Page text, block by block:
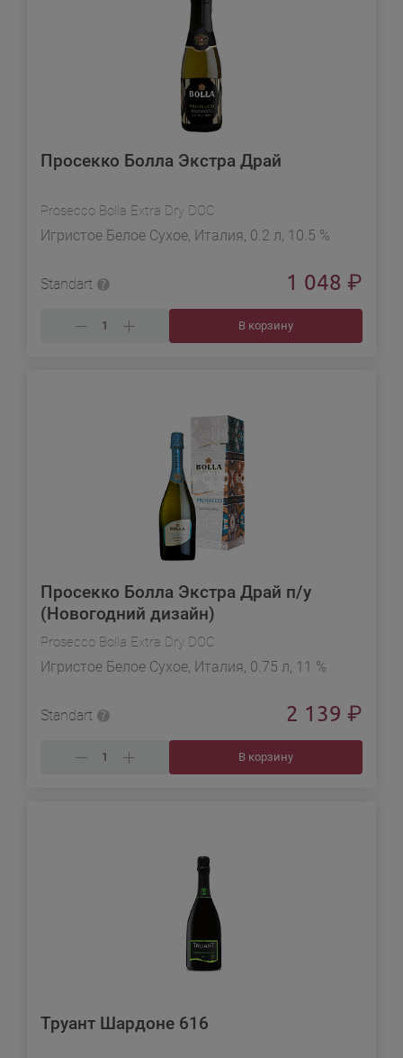
Просекко Болла Экстра Драй
Prosecco Bolla Extra Dry DOC
Игристое Белое Сухое, Италия, 0.2 л, 10.5 %
Standart 1 048 ₽
В корзину
Просекко Болла Экстра Драй п/у
(Новогодний дизайн)
Prosecco Bolla Extra Dry DOC
Игристое Белое Сухое, Италия, 0.75 л, 11 %
Standart 2 139 ₽
В корзину
Труант Шардоне 616